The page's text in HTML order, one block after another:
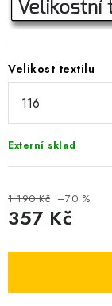
MEGA SLEVY
NOVINKY
NOVINKY MIZUNO
NOVINKY INOV-8
ZNAČKY
Jak vyměnit nebo
Velikost textilu
Externí sklad
1 190 Kč –70 %
357 Kč